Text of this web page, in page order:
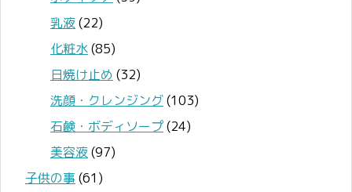
乳液(22)
化粧水(85)
日焼け止め (32)
洗顔・クレンジング(103)
石鹸・ボディソープ(24)
美容液(97)
子供の事 (61)